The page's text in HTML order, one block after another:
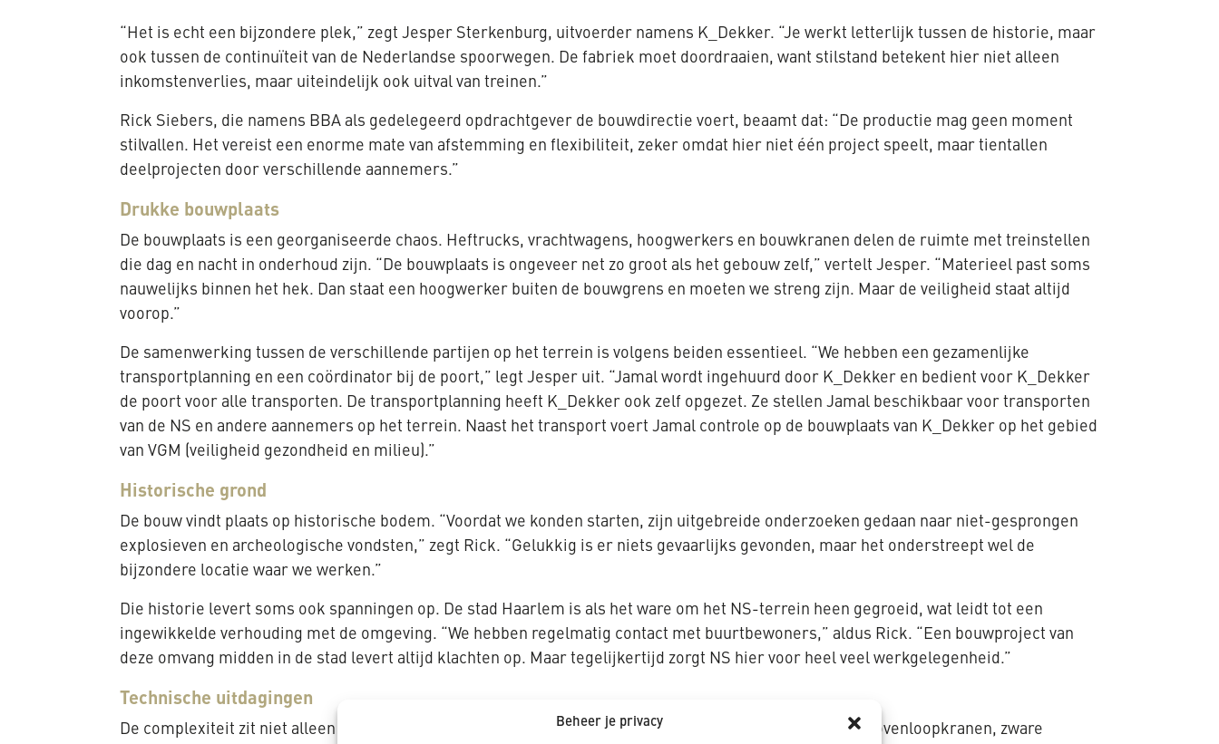
Beheer je privacy
“Het is echt een bijzondere plek,” zegt Jesper Sterkenburg, uitvoerder namens K_Dekker. “Je werkt letterlijk tussen de historie, maar
ook tussen de continuïteit van de Nederlandse spoorwegen. De fabriek moet doordraaien, want stilstand betekent hier niet alleen
inkomstenverlies, maar uiteindelijk ook uitval van treinen.”
Rick Siebers, die namens BBA als gedelegeerd opdrachtgever de bouwdirectie voert, beaamt dat: “De productie mag geen moment
stilvallen. Het vereist een enorme mate van afstemming en flexibiliteit, zeker omdat hier niet één project speelt, maar tientallen
deelprojecten door verschillende aannemers.”
Drukke bouwplaats
De bouwplaats is een georganiseerde chaos. Heftrucks, vrachtwagens, hoogwerkers en bouwkranen delen de ruimte met treinstellen
die dag en nacht in onderhoud zijn. “De bouwplaats is ongeveer net zo groot als het gebouw zelf,” vertelt Jesper. “Materieel past soms
nauwelijks binnen het hek. Dan staat een hoogwerker buiten de bouwgrens en moeten we streng zijn. Maar de veiligheid staat altijd
voorop.”
De samenwerking tussen de verschillende partijen op het terrein is volgens beiden essentieel. “We hebben een gezamenlijke
transportplanning en een coördinator bij de poort,” legt Jesper uit. “Jamal wordt ingehuurd door K_Dekker en bedient voor K_Dekker
de poort voor alle transporten. De transportplanning heeft K_Dekker ook zelf opgezet. Ze stellen Jamal beschikbaar voor transporten
van de NS en andere aannemers op het terrein. Naast het transport voert Jamal controle op de bouwplaats van K_Dekker op het gebied
van VGM (veiligheid gezondheid en milieu).”
Historische grond
De bouw vindt plaats op historische bodem. “Voordat we konden starten, zijn uitgebreide onderzoeken gedaan naar niet-gesprongen
explosieven en archeologische vondsten,” zegt Rick. “Gelukkig is er niets gevaarlijks gevonden, maar het onderstreept wel de
bijzondere locatie waar we werken.”
Die historie levert soms ook spanningen op. De stad Haarlem is als het ware om het NS-terrein heen gegroeid, wat leidt tot een
ingewikkelde verhouding met de omgeving. “We hebben regelmatig contact met buurtbewoners,” aldus Rick. “Een bouwproject van
deze omvang midden in de stad levert altijd klachten op. Maar tegelijkertijd zorgt NS hier voor heel veel werkgelegenheid.”
Technische uitdagingen
De complexiteit zit niet alleen in de locatie, maar ook in de techniek. “De nieuwe hal krijgt onder meer bovenloopkranen, zware